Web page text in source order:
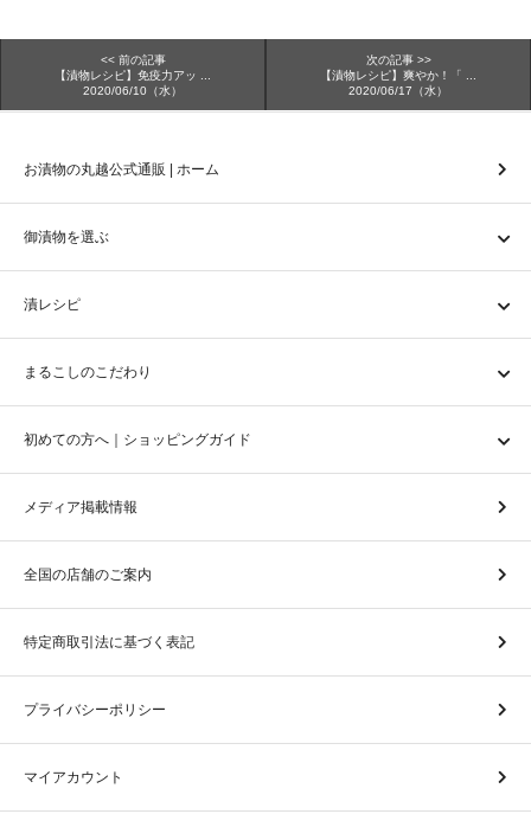
<< 前の記事
【漬物レシピ】免疫力アッ ...
2020/06/10（水）
次の記事 >>
【漬物レシピ】爽やか！「 ...
2020/06/17（水）
お漬物の丸越公式通販 | ホーム
御漬物を選ぶ
漬レシピ
まるこしのこだわり
初めての方へ｜ショッピングガイド
メディア掲載情報
全国の店舗のご案内
特定商取引法に基づく表記
プライバシーポリシー
マイアカウント